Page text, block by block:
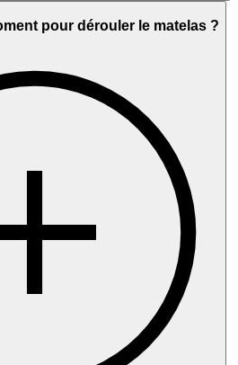
pour dérouler le matelas ?